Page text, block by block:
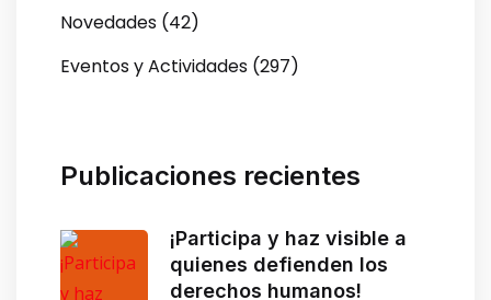
Novedades (42)
Eventos y Actividades (297)
Publicaciones recientes
¡Participa y haz visible a
quienes defienden los
derechos humanos!